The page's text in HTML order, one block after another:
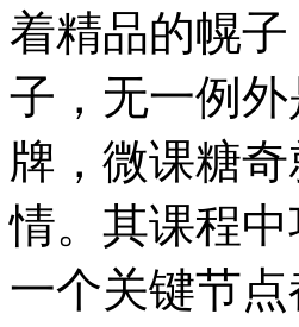
着精品的幌
子，无一例
牌，微课糖
情。其课程
一个关键节